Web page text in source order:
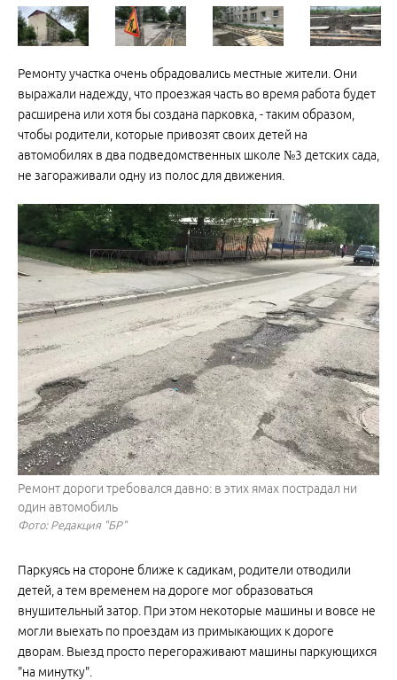
Ремонту участка очень обрадовались местные жители. Они
выражали надежду, что проезжая часть во время работа будет
расширена или хотя бы создана парковка, - таким образом,
чтобы родители, которые привозят своих детей на
автомобилях в два подведомственных школе №3 детских сада,
не загораживали одну из полос для движения.
Ремонт дороги требовался давно: в этих ямах пострадал ни
один автомобиль
Фото: Редакция "БР"
Паркуясь на стороне ближе к садикам, родители отводили
детей, а тем временем на дороге мог образоваться
внушительный затор. При этом некоторые машины и вовсе не
могли выехать по проездам из примыкающих к дороге
дворам. Выезд просто перегораживают машины паркующихся
"на минутку".